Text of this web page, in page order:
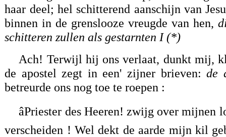
haar deel; hel schitterend aanschijn van
binnen in de grenslooze vreugde van hen,
schitteren zullen als gestarnten I (*)
Ach! Terwijl hij ons verlaat, dunkt mij,
de apostel zegt in een' zijner brieven: de
betreurde ons nog toe te roepen :
âPriester des Heeren! zwijg over
verscheiden ! Wel dekt de aarde mijn kil